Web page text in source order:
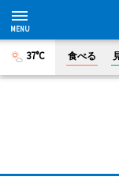
37°C 食べる